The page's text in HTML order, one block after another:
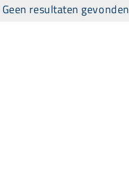
Geen resultaten gevonden